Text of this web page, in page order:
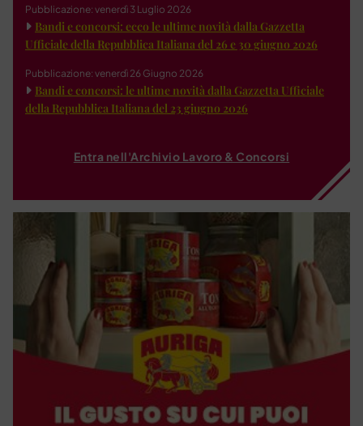
Pubblicazione: venerdì 3 Luglio 2026
Bandi e concorsi: ecco le ultime novità dalla Gazzetta
Ufficiale della Repubblica Italiana del 26 e 30 giugno 2026
Pubblicazione: venerdì 26 Giugno 2026
Bandi e concorsi: le ultime novità dalla Gazzetta Ufficiale
della Repubblica Italiana del 23 giugno 2026
Entra nell'Archivio Lavoro & Concorsi